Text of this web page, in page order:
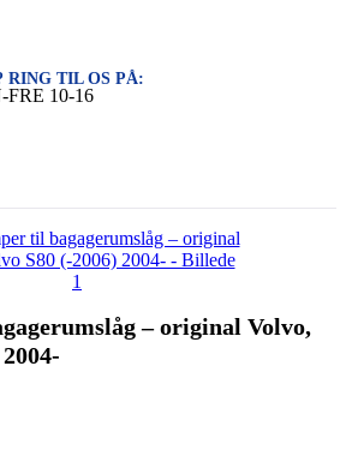
RING TIL OS PÅ:
FRE 10-16
– original Volvo,
– original Volvo, Volvo S80 (-2006)